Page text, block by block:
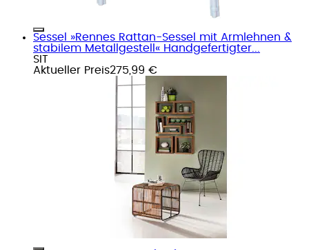
Sessel »Rennes Rattan-Sessel mit Armlehnen &
stabilem Metallgestell« Handgefertigter...
SIT
Aktueller Preis275,99 €